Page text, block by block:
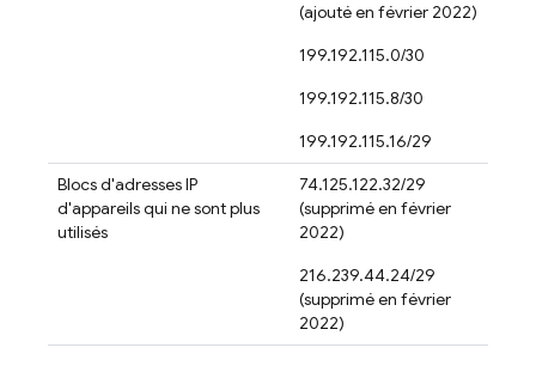
(ajouté en février 2022)
199.192.115.0/30
199.192.115.8/30
199.192.115.16/29
Blocs d'adresses IP
d'appareils qui ne sont plus
utilisés
74.125.122.32/29
(supprimé en février
2022)
216.239.44.24/29
(supprimé en février
2022)